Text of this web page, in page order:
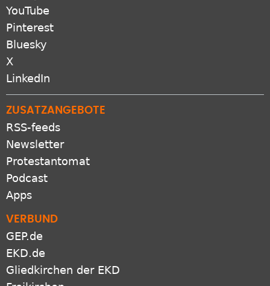
YouTube
Pinterest
Bluesky
X
LinkedIn
ZUSATZANGEBOTE
RSS-feeds
Newsletter
Protestantomat
Podcast
Apps
VERBUND
GEP.de
EKD.de
Gliedkirchen der EKD